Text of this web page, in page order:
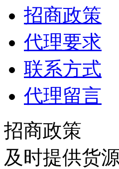
招商政策
代理要求
联系方式
代理留言
招商政策
及时提供货